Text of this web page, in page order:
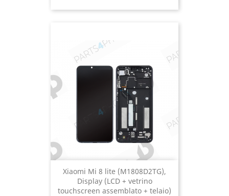
Xiaomi Mi 8 lite (M1808D2TG),
Display (LCD + vetrino
touchscreen assemblato + telaio)